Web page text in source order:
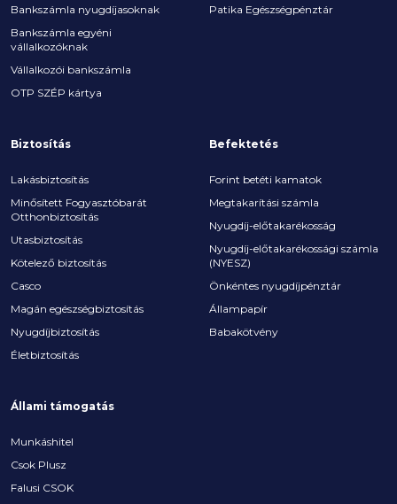
Bankszámla nyugdíjasoknak
Bankszámla egyéni
vállalkozóknak
Vállalkozói bankszámla
OTP SZÉP kártya
Patika Egészségpénztár
Biztosítás
Lakásbiztosítás
Minősített Fogyasztóbarát
Otthonbiztosítás
Utasbiztosítás
Kötelező biztosítás
Casco
Magán egészségbiztosítás
Nyugdíjbiztosítás
Életbiztosítás
Befektetés
Forint betéti kamatok
Megtakarítási számla
Nyugdíj-előtakarékosság
Nyugdíj-előtakarékossági számla
(NYESZ)
Önkéntes nyugdíjpénztár
Állampapír
Babakötvény
Állami támogatás
Munkáshitel
Csok Plusz
Falusi CSOK